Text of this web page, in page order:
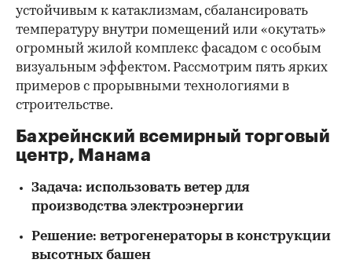
устойчивым к катаклизмам, сбалансировать
температуру внутри помещений или «окутать»
огромный жилой комплекс фасадом с особым
визуальным эффектом. Рассмотрим пять ярких
примеров с прорывными технологиями в
строительстве.
Бахрейнский всемирный торговый
центр, Манама
Задача: использовать ветер для
производства электроэнергии
Решение: ветрогенераторы в конструкции
высотных башен